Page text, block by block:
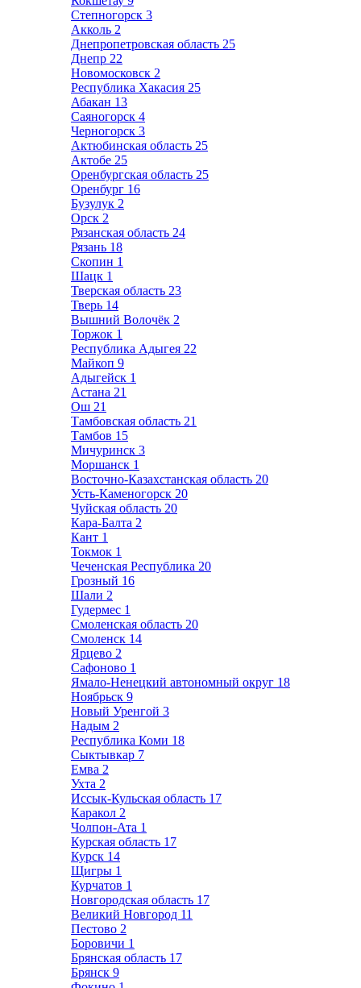
Степногорск 3
Акколь 2
Днепропетровская область 25
Днепр 22
Новомосковск 2
Республика Хакасия 25
Абакан 13
Саяногорск 4
Черногорск 3
Актюбинская область 25
Актобе 25
Оренбургская область 25
Оренбург 16
Бузулук 2
Орск 2
Рязанская область 24
Рязань 18
Скопин 1
Шацк 1
Тверская область 23
Тверь 14
Вышний Волочёк 2
Торжок 1
Республика Адыгея 22
Майкоп 9
Адыгейск 1
Астана 21
Ош 21
Тамбовская область 21
Тамбов 15
Мичуринск 3
Моршанск 1
Восточно-Казахстанская область 20
Усть-Каменогорск 20
Чуйская область 20
Кара-Балта 2
Кант 1
Токмок 1
Чеченская Республика 20
Грозный 16
Шали 2
Гудермес 1
Смоленская область 20
Смоленск 14
Ярцево 2
Сафоново 1
Ямало-Ненецкий автономный округ 18
Ноябрьск 9
Новый Уренгой 3
Надым 2
Республика Коми 18
Сыктывкар 7
Емва 2
Ухта 2
Иссык-Кульская область 17
Каракол 2
Чолпон-Ата 1
Курская область 17
Курск 14
Щигры 1
Курчатов 1
Новгородская область 17
Великий Новгород 11
Пестово 2
Боровичи 1
Брянская область 17
Брянск 9